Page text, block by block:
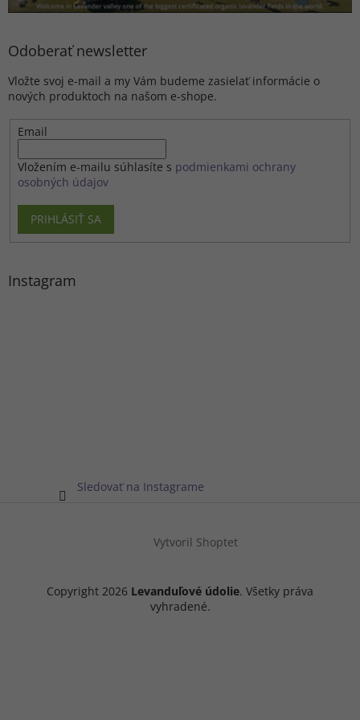
Odoberať newsletter
Vložte svoj e-mail a my Vám budeme zasielať informácie o
nových produktoch na našom e-shope.
Email
Vložením e-mailu súhlasíte s podmienkami ochrany
osobných údajov
PRIHLÁSIŤ SA
Instagram
Sledovať na Instagrame
Vytvoril Shoptet
Copyright 2026 Levanduľové údolie. Všetky práva
vyhradené.